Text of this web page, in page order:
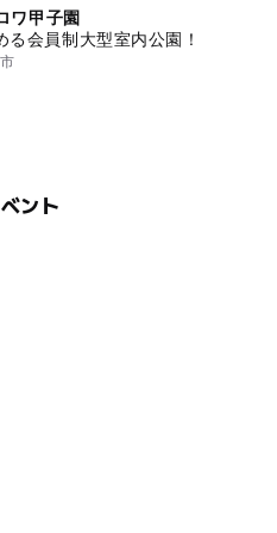
ワ甲子園
る会員制大型室内公園！
ント